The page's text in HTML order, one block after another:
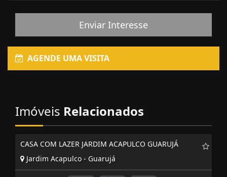
Enviar Interesse
ImóveisRelacionados